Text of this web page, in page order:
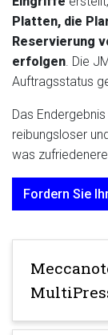
Platten, die
Reservierung
erfolgen. Die
Auftragsstatus
Das
reibungsloser
was
Fordern Sie